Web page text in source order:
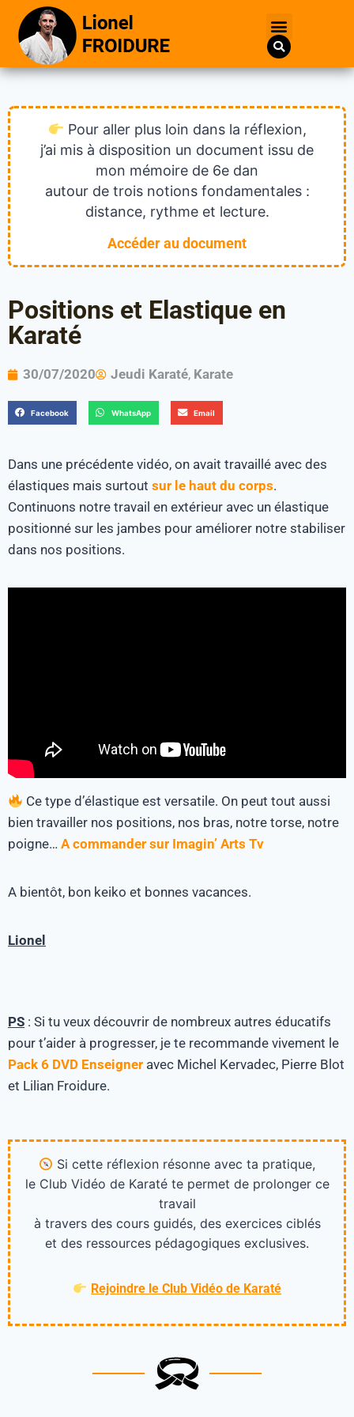
Pour aller plus loin dans la réflexion,
j’ai mis à disposition un document issu de
mon mémoire de 6e dan
autour de trois notions fondamentales :
distance, rythme et lecture.
Accéder au document
Positions et Elastique en
Karaté
30/07/2020 Jeudi Karaté, Karate
Facebook WhatsApp Email
Dans une précédente vidéo, on avait travaillé avec des
élastiques mais surtout sur le haut du corps.
Continuons notre travail en extérieur avec un élastique
positionné sur les jambes pour améliorer notre stabiliser
dans nos positions.
Ce type d’élastique est versatile. On peut tout aussi
bien travailler nos positions, nos bras, notre torse, notre
poigne… A commander sur Imagin’ Arts Tv
A bientôt, bon keiko et bonnes vacances.
Lionel
PS : Si tu veux découvrir de nombreux autres éducatifs
pour t’aider à progresser, je te recommande vivement le
Pack 6 DVD Enseigner avec Michel Kervadec, Pierre Blot
et Lilian Froidure.
Si cette réflexion résonne avec ta pratique,
le Club Vidéo de Karaté te permet de prolonger ce
travail
à travers des cours guidés, des exercices ciblés
et des ressources pédagogiques exclusives.
Rejoindre le Club Vidéo de Karaté